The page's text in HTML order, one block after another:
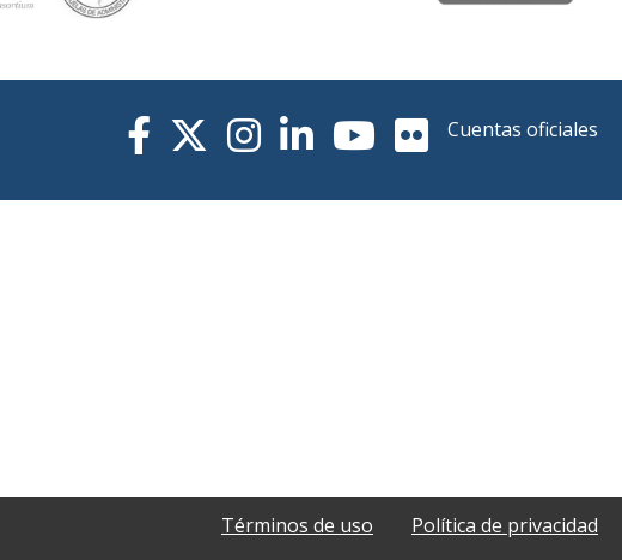
Cuentas oficiales
Términos de uso Política de privacidad